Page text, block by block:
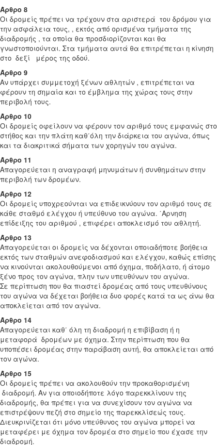
Άρθρο 8
Οι δρομείς πρέπει να τρέχουν στα αριστερά του δρόμου για
την ασφάλεια τους, , εκτός από ορισμένα τμήματα της
διαδρομής , τα οποία θα προσδιορίζονται και θα
γνωστοποιούνται. Στα τμήματα αυτά θα επιτρέπεται η κίνηση
στο δεξί μέρος της οδού.
Άρθρο 9
Αν υπάρχει συμμετοχή ξένων αθλητών , επιτρέπεται να
φέρουν τη σημαία και το έμβλημα της χώρας τους στην
περιβολή τους.
Άρθρο 10
Οι δρομείς οφείλουν να φέρουν τον αριθμό τους εμφανώς στο
στήθος και την πλάτη καθ΄όλη την διάρκεια του αγώνα, όπως
και τα διακριτικά σήματα των χορηγών του αγώνα.
Άρθρο 11
Απαγορεύεται η αναγραφή μηνυμάτων ή συνθημάτων στην
περιβολή των δρομέων.
Άρθρο 12
Οι δρομείς υποχρεούνται να επιδεικνύουν τον αριθμό τους σε
κάθε σταθμό ελέγχου ή υπεύθυνο του αγώνα. ΄Αρνηση
επίδειξης του αριθμού , επιφέρει αποκλεισμό του αθλητή.
Άρθρο 13
Απαγορεύεται οι δρομείς να δέχονται οποιαδήποτε βοήθεια
εκτός των σταθμών ανεφοδιασμού και ελέγχου, καθώς επίσης
να κινούνται ακολουθούμενοι από όχημα, ποδήλατο, ή άτομο
ξένο προς τον αγώνα, πλην των υπευθύνων του αγώνα.
Σε περίπτωση που θα πιαστεί δρομέας από τους υπευθύνους
του αγώνα να δέχεται βοήθεια δυο φορές κατά τα ως άνω θα
αποκλείεται από τον αγώνα.
Άρθρο 14
Απαγορεύεται καθ΄ όλη τη διαδρομή η επιβίβαση ή η
μεταφορά δρομέων με όχημα. Στην περίπτωση που θα
υποπέσει δρομέας στην παράβαση αυτή, θα αποκλείεται από
τον αγώνα.
Άρθρο 15
Οι δρομείς πρέπει να ακολουθούν την προκαθορισμένη
διαδρομή. Αν για οποιοδήποτε λόγο παρεκκλίνουν της
διαδρομής, θα πρέπει για να συνεχίσουν τον αγώνα να
επιστρέψουν πεζή στο σημείο της παρεκκλίσεώς τους.
Διευκρινίζεται ότι μόνο υπεύθυνος του αγώνα μπορεί να
μεταφέρει με όχημα τον δρομέα στο σημείο που έχασε την
διαδρομή.